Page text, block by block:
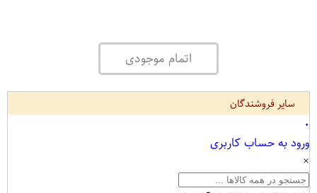
اتمام موجودی
سایر فروشندگان
۰
ورود به حساب کاربری
×